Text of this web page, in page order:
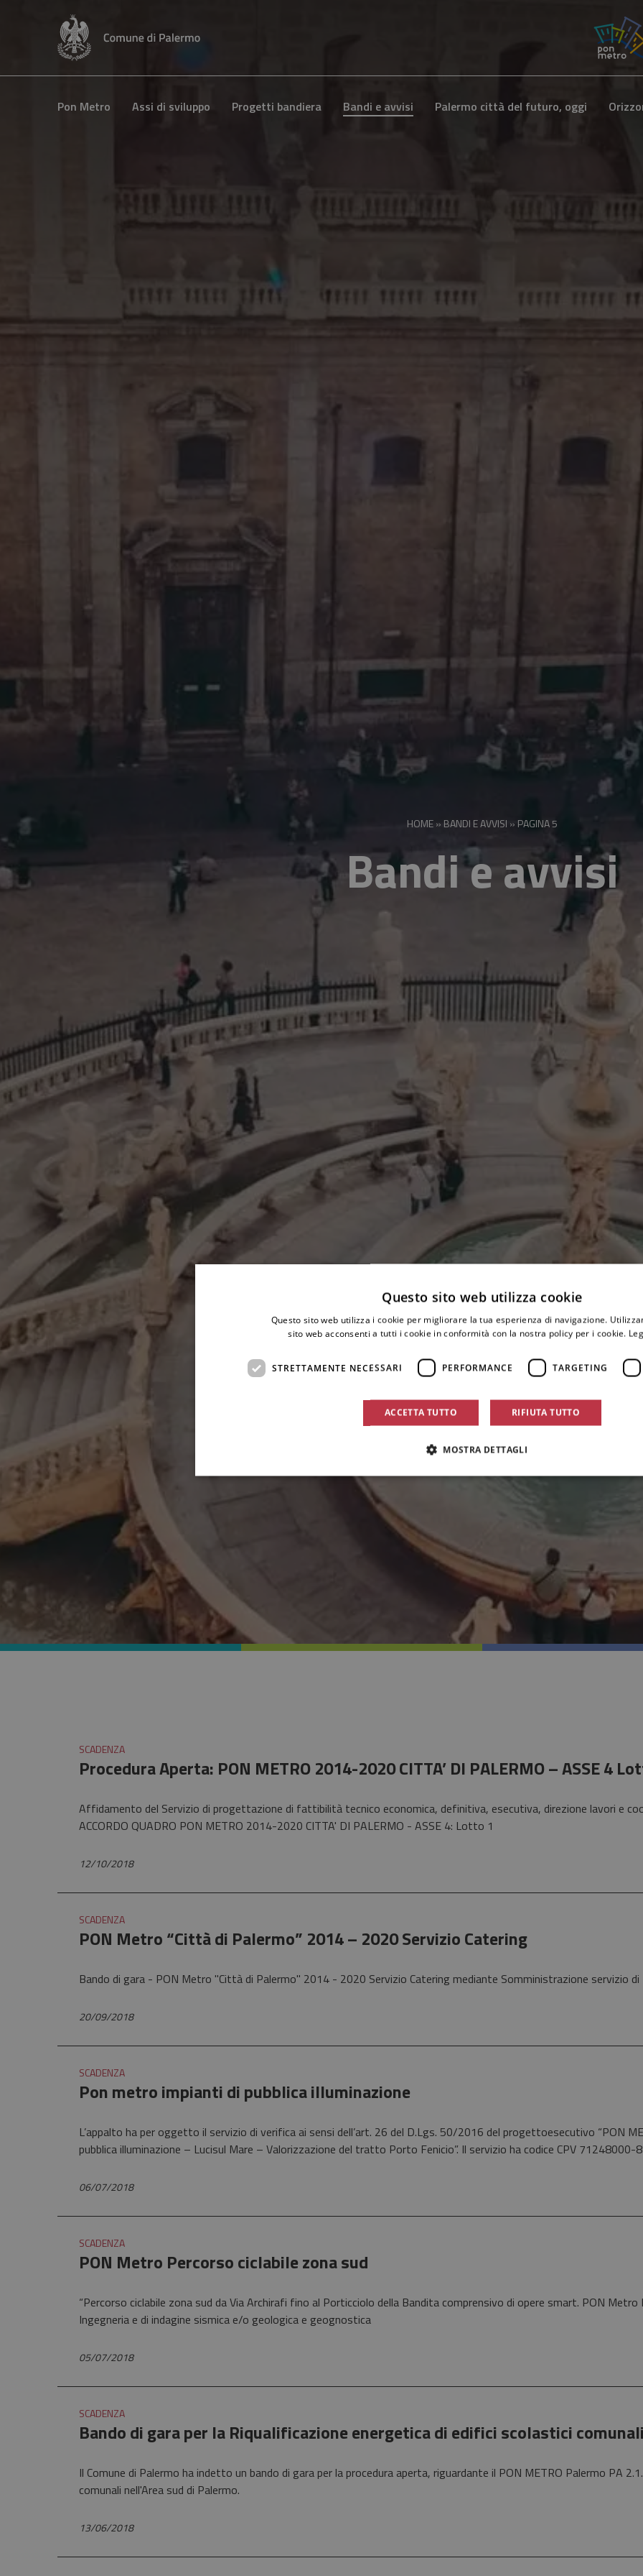
Pon Metro Assi di sviluppo Progetti bandiera Bandi e avvisi Palermo città del futuro, oggi
HOME» BANDI E AVVISI » PAGINA 5
Bandi e avvisi
SCADENZA
Procedura Aperta: PON METRO 2014-2020 CITTA’ DI PALERMO – ASSE 4
Affidamento del Servizio di progettazione di fattibilità tecnico economica, definitiva, esecutiva, direzione lavori e
ACCORDO QUADRO PON METRO 2014-2020 CITTA' DI PALERMO - ASSE 4: Lotto 1
12/10/2018
SCADENZA
PON Metro “Città di Palermo” 2014 – 2020 Servizio Catering
Bando di gara - PON Metro "Città di Palermo" 2014 - 2020 Servizio Catering mediante Somministrazione servizio
20/09/2018
SCADENZA
Pon metro impianti di pubblica illuminazione
L’appalto ha per oggetto il servizio di verifica ai sensi dell’art. 26 del D.Lgs. 50/2016 del progettoesecutivo “PON
pubblica illuminazione – Lucisul Mare – Valorizzazione del tratto Porto Fenicio”. Il servizio ha codice CPV 71248000-
06/07/2018
SCADENZA
PON Metro Percorso ciclabile zona sud
“Percorso ciclabile zona sud da Via Archirafi fino al Porticciolo della Bandita comprensivo di opere smart. PON
Ingegneria e di indagine sismica e/o geologica e geognostica
05/07/2018
SCADENZA
Bando di gara per la Riqualificazione energetica di edifici scolastici
Il Comune di Palermo ha indetto un bando di gara per la procedura aperta, riguardante il PON METRO Palermo PA
comunali nell'Area sud di Palermo.
13/06/2018
Questo sito web utilizza cookie
Questo sito web utilizza i cookie per migliorare la tua esperienza di navigazione.
sito web acconsenti a tutti i cookie in conformità con la nostra policy per i cookie.
STRETTAMENTE NECESSARI PERFORMANCE TARGETING
ACCETTA TUTTO RIFIUTA TUTTO
MOSTRA DETTAGLI